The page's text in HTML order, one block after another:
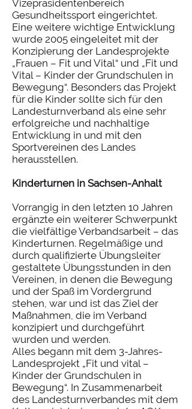
Vizepräsidentenbereich
Gesundheitssport eingerichtet.
Eine weitere wichtige Entwicklung
wurde 2005 eingeleitet mit der
Konzipierung der Landesprojekte
„Frauen – Fit und Vital“ und „Fit und
Vital – Kinder der Grundschulen in
Bewegung“. Besonders das Projekt
für die Kinder sollte sich für den
Landesturnverband als eine sehr
erfolgreiche und nachhaltige
Entwicklung in und mit den
Sportvereinen des Landes
herausstellen.
Kinderturnen in Sachsen-Anhalt
Vorrangig in den letzten 10 Jahren
ergänzte ein weiterer Schwerpunkt
die vielfältige Verbandsarbeit – das
Kinderturnen. Regelmäßige und
durch qualifizierte Übungsleiter
gestaltete Übungsstunden in den
Vereinen, in denen die Bewegung
und der Spaß im Vordergrund
stehen, war und ist das Ziel der
Maßnahmen, die im Verband
konzipiert und durchgeführt
wurden und werden.
Alles begann mit dem 3-Jahres-
Landesprojekt „Fit und vital –
Kinder der Grundschulen in
Bewegung“. In Zusammenarbeit
des Landesturnverbandes mit dem